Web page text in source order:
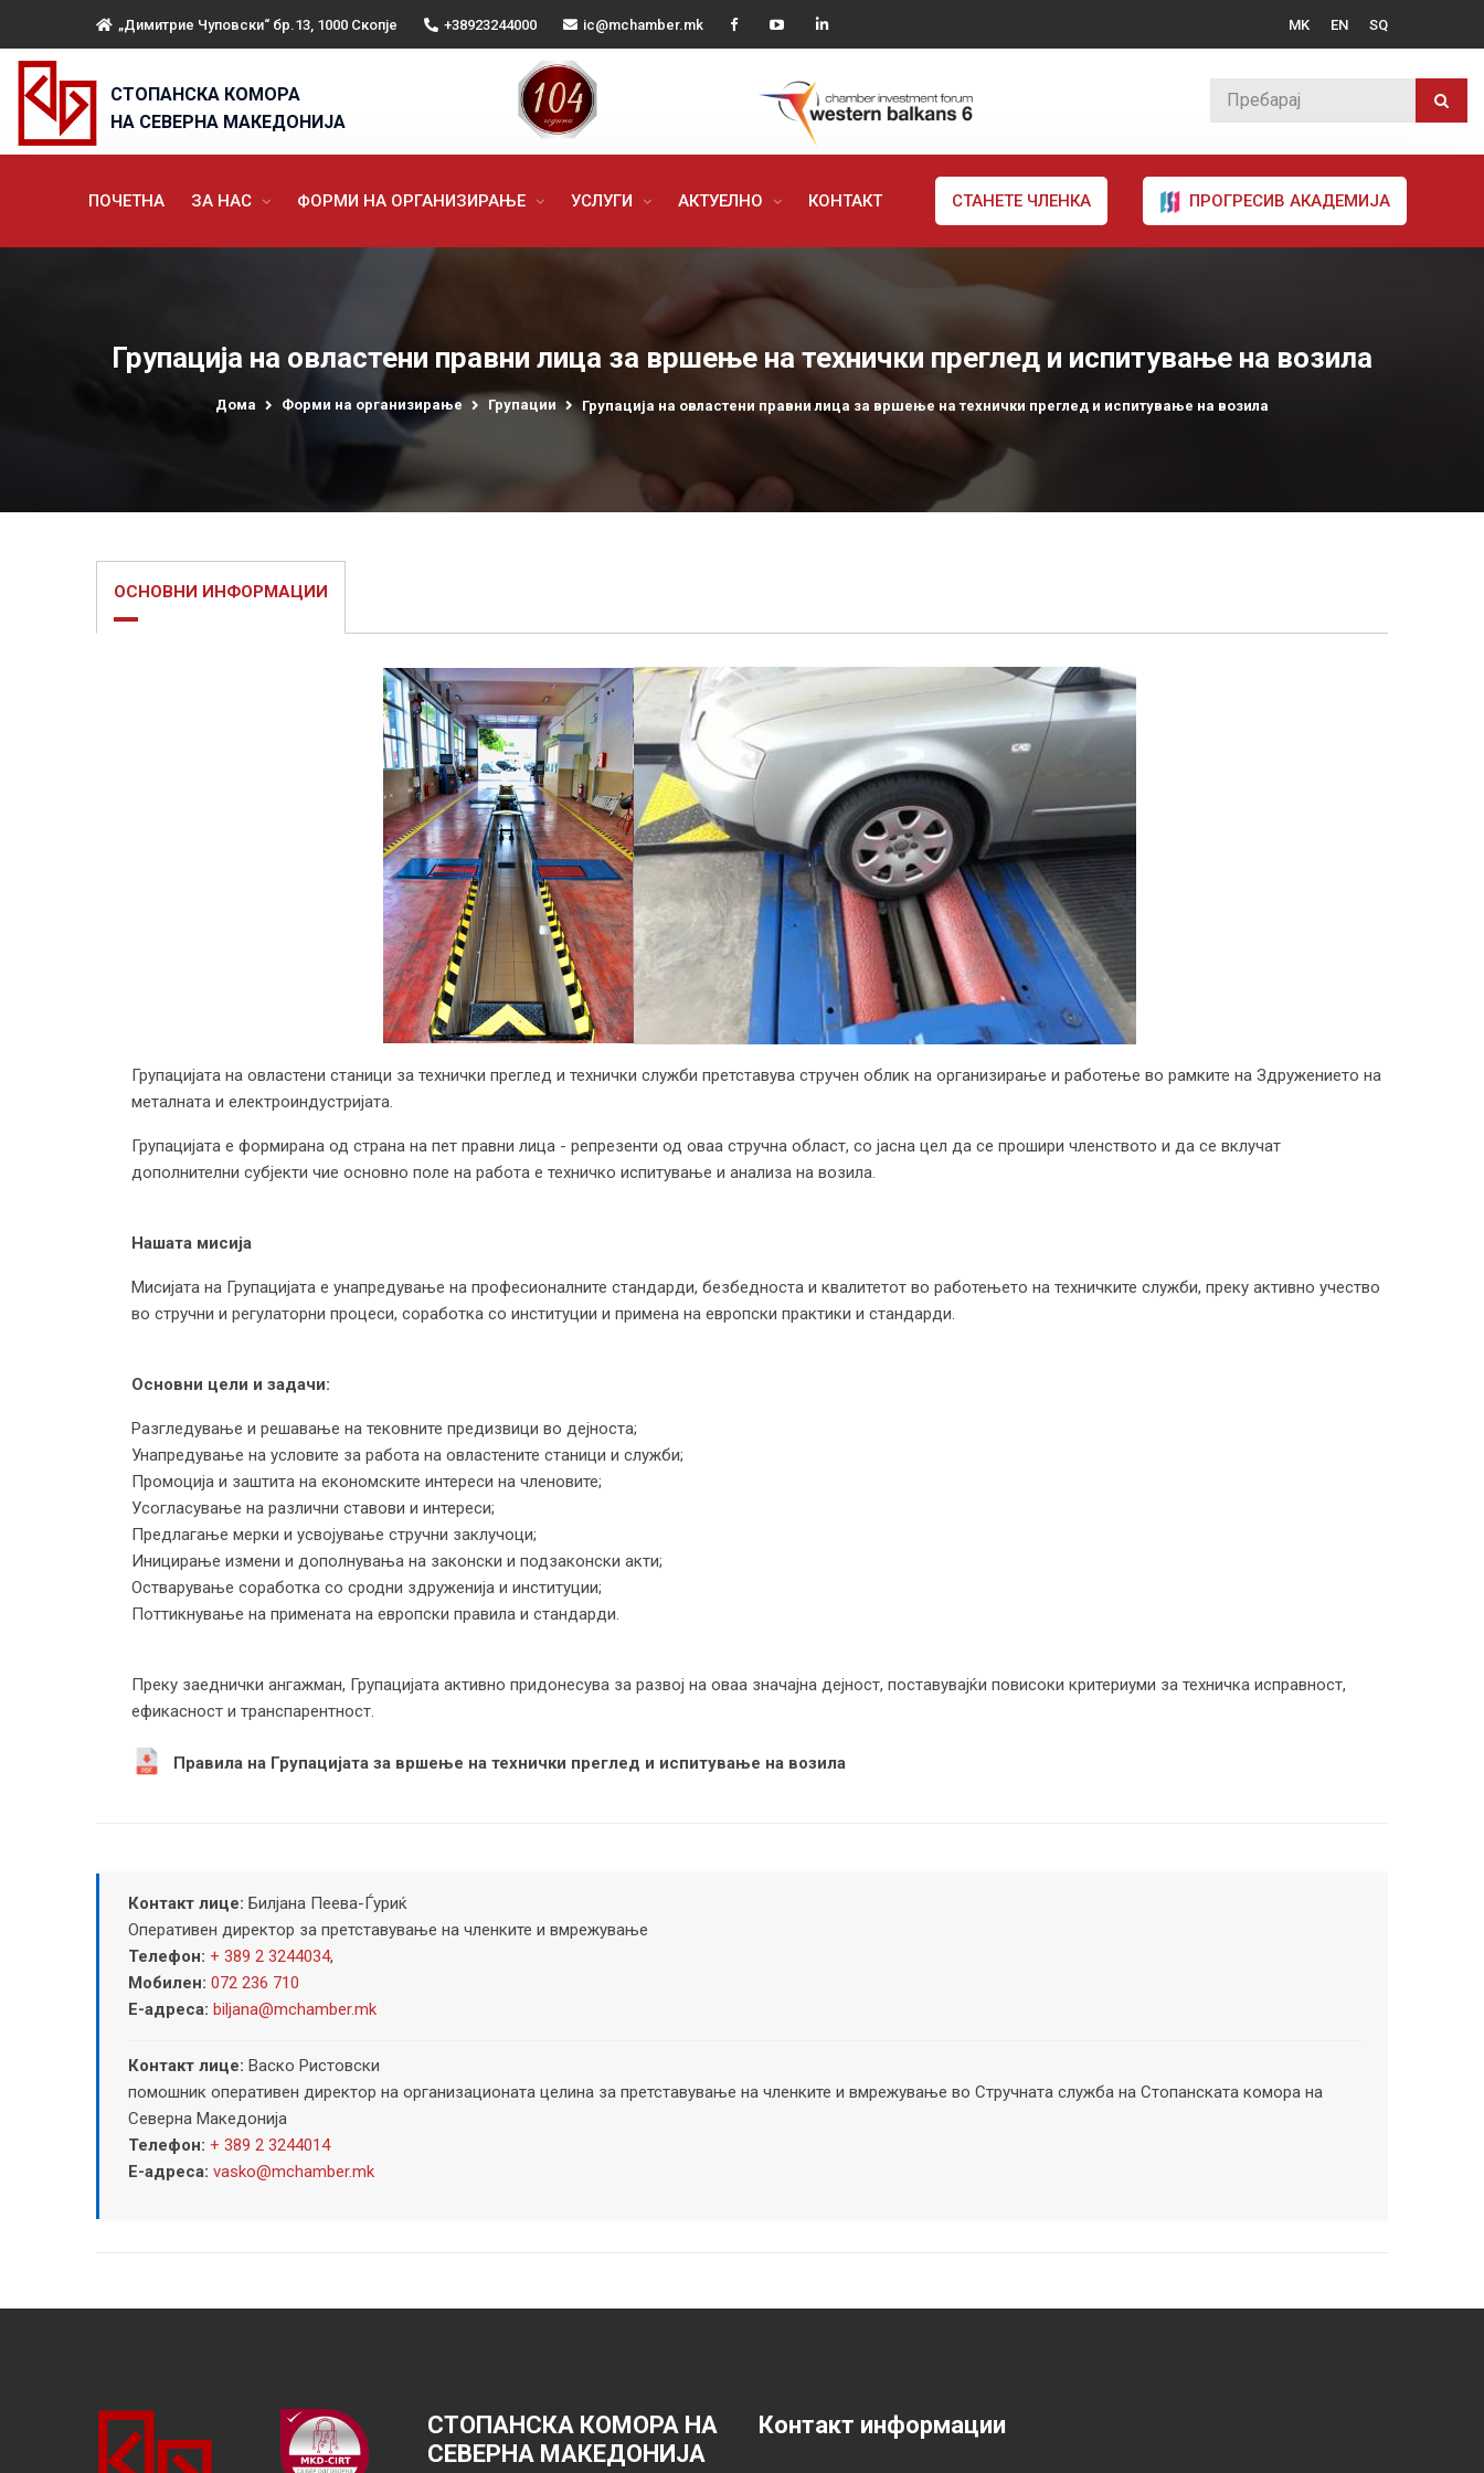
„Димитрие Чуповски“ бр.13, 1000 Скопје +38923244000 ic@mchamber.mk MK EN SQ
СТОПАНСКА КОМОРА
НА СЕВЕРНА МАКЕДОНИЈА
ПОЧЕТНА ЗА НАС ФОРМИ НА ОРГАНИЗИРАЊЕ УСЛУГИ АКТУЕЛНО КОНТАКТ СТАНЕТЕ ЧЛЕНКА ПРОГРЕСИВ АКАДЕМИЈА
Групација на овластени правни лица за вршење на технички преглед и испитување на возила
Дома Форми на организирање Групации Групација на овластени правни лица за вршење на технички преглед и испитување на возила
ОСНОВНИ ИНФОРМАЦИИ
Групацијата на овластени станици за технички преглед и технички служби претставува стручен облик на организирање и работење во рамките на Здружението на
металната и електроиндустријата.
Групацијата е формирана од страна на пет правни лица - репрезенти од оваа стручна област, со јасна цел да се прошири членството и да се вклучат
дополнителни субјекти чие основно поле на работа е техничко испитување и анализа на возила.
Нашата мисија
Мисијата на Групацијата е унапредување на професионалните стандарди, безбедноста и квалитетот во работењето на техничките служби, преку активно учество
во стручни и регулаторни процеси, соработка со институции и примена на европски практики и стандарди.
Основни цели и задачи:
Разгледување и решавање на тековните предизвици во дејноста;
Унапредување на условите за работа на овластените станици и служби;
Промоција и заштита на економските интереси на членовите;
Усогласување на различни ставови и интереси;
Предлагање мерки и усвојување стручни заклучоци;
Иницирање измени и дополнувања на законски и подзаконски акти;
Остварување соработка со сродни здруженија и институции;
Поттикнување на примената на европски правила и стандарди.
Преку заеднички ангажман, Групацијата активно придонесува за развој на оваа значајна дејност, поставувајќи повисоки критериуми за техничка исправност,
ефикасност и транспарентност.
Правила на Групацијата за вршење на технички преглед и испитување на возила
Контакт лице: Билјана Пеева-Ѓуриќ
Оперативен директор за претставување на членките и вмрежување
Телефон: + 389 2 3244034,
Мобилен: 072 236 710
Е-адреса: biljana@mchamber.mk
Контакт лице: Васко Ристовски
помошник оперативен директор на организационата целина за претставување на членките и вмрежување во Стручната служба на Стопанската комора на
Северна Македонија
Телефон: + 389 2 3244014
Е-адреса: vasko@mchamber.mk
СТОПАНСКА КОМОРА НА
СЕВЕРНА МАКЕДОНИЈА
Контакт информации